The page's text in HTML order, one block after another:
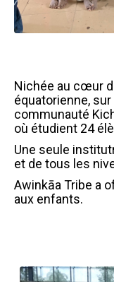
Nichée au cœur
équatorienne,
communauté
où étudient 24
Une seule
et de tous les
Awinkāa Tribe a
aux enfants.